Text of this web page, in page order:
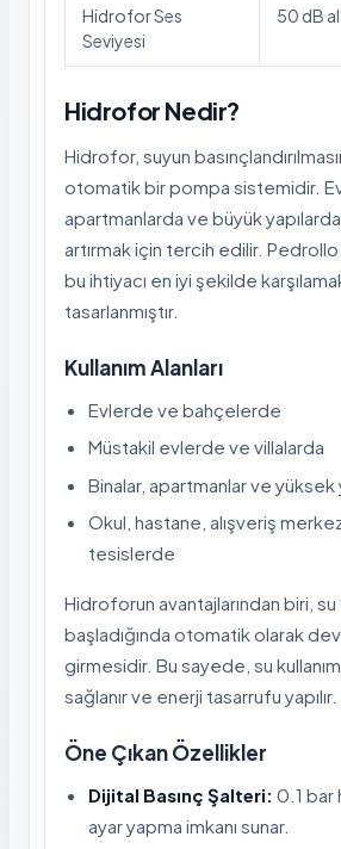
Hidrofor Ses
Seviyesi
50 dB
Hidrofor Nedir?
Hidrofor, suyun
otomatik bir pompa sistemidir.
apartmanlarda ve büyük yapılarda
artırmak için tercih edilir. Pedrollo
bu ihtiyacı en iyi şekilde
tasarlanmıştır.
Kullanım Alanları
Evlerde ve bahçelerde
Müstakil evlerde ve villalarda
Binalar, apartmanlar ve yüksek
Okul, hastane, alışveriş
tesislerde
Hidroforun avantajlarından biri,
başladığında otomatik olarak
girmesidir. Bu sayede, su
sağlanır ve enerji tasarrufu yapılır.
Öne Çıkan Özellikler
Dijital Basınç Şalteri: 0.1 bar
ayar yapma imkanı sunar.